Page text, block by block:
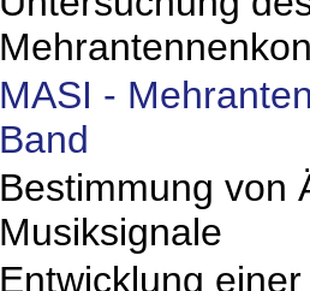
MASI -
Band
Bestimmung von
Musiksignale
Entwicklung